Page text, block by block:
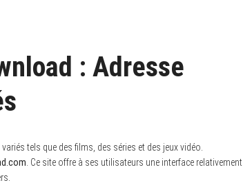
: Adresse
tels que des films, des séries et des jeux vidéo.
. Ce site offre à ses utilisateurs une interface relativement